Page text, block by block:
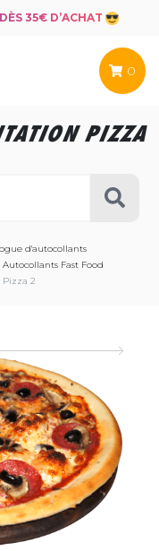
35€ D’ACHAT
0
PIZZA
d'autocollants
Autocollants Fast Food
2